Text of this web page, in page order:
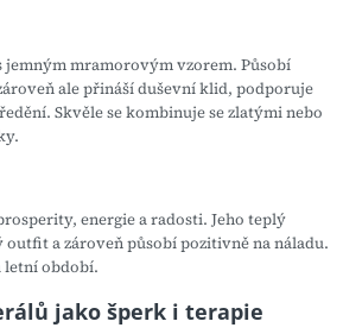
jemným mramorovým vzorem. Působí
ale přináší duševní klid, podporuje
Skvěle se kombinuje se zlatými nebo
energie a radosti. Jeho teplý
a zároveň působí pozitivně na náladu.
letní období.
jako šperk i terapie